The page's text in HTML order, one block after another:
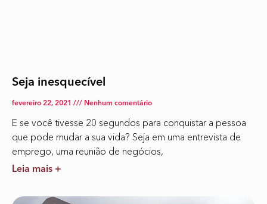
Seja inesquecível
fevereiro 22, 2021 Nenhum comentário
E se você tivesse 20 segundos para conquistar a pessoa
que pode mudar a sua vida? Seja em uma entrevista de
emprego, uma reunião de negócios,
Leia mais +